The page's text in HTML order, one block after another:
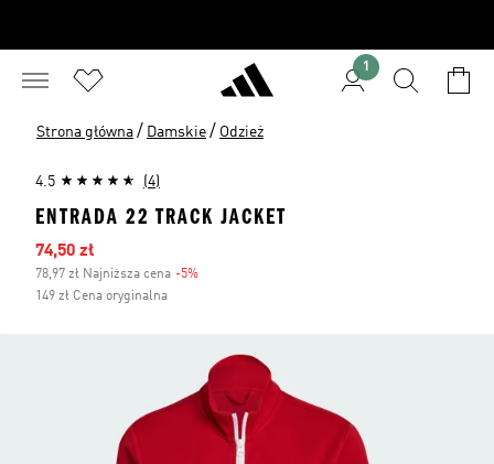
1
Strona główna / Damskie / Odzież
4.5 (4)
ENTRADA 22 TRACK JACKET
Ceny na wyprzedaży
74,50 zł
78,97 zł Najniższa cena -5%
149 zł Cena oryginalna